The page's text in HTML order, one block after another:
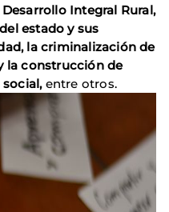
Desarrollo Integral Rural,
estado y sus
la criminalización de
la construcción de
entre otros.